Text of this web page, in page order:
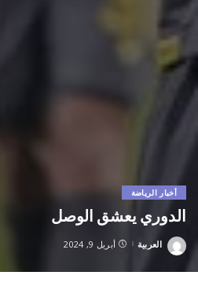
أخبار الرياضة
الدوري يعشق الوصل
Posted
العربية أبريل 9, 2024